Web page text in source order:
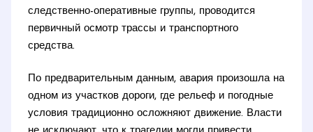
следственно-оперативные группы, проводится
первичный осмотр трассы и транспортного
средства.
По предварительным данным, авария произошла на
одном из участков дороги, где рельеф и погодные
условия традиционно осложняют движение. Власти